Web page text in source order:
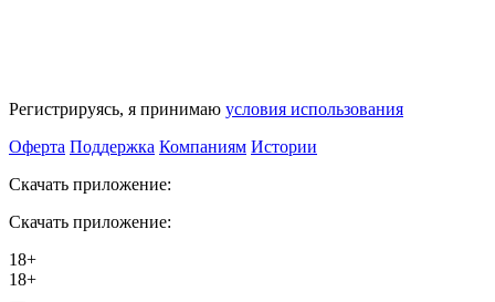
Регистрируясь, я принимаю условия использования
Оферта Поддержка Компаниям Истории
Скачать приложение:
Скачать приложение:
18+
18+